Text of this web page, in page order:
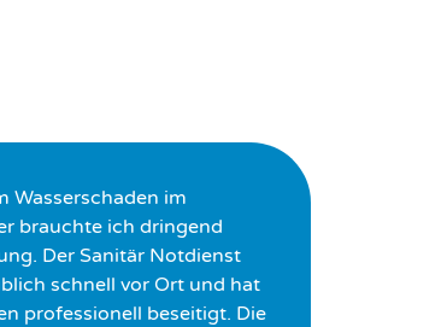
Wasserschaden im
brauchte ich dringend
Der Sanitär Notdienst
schnell vor Ort und hat
professionell beseitigt. Die